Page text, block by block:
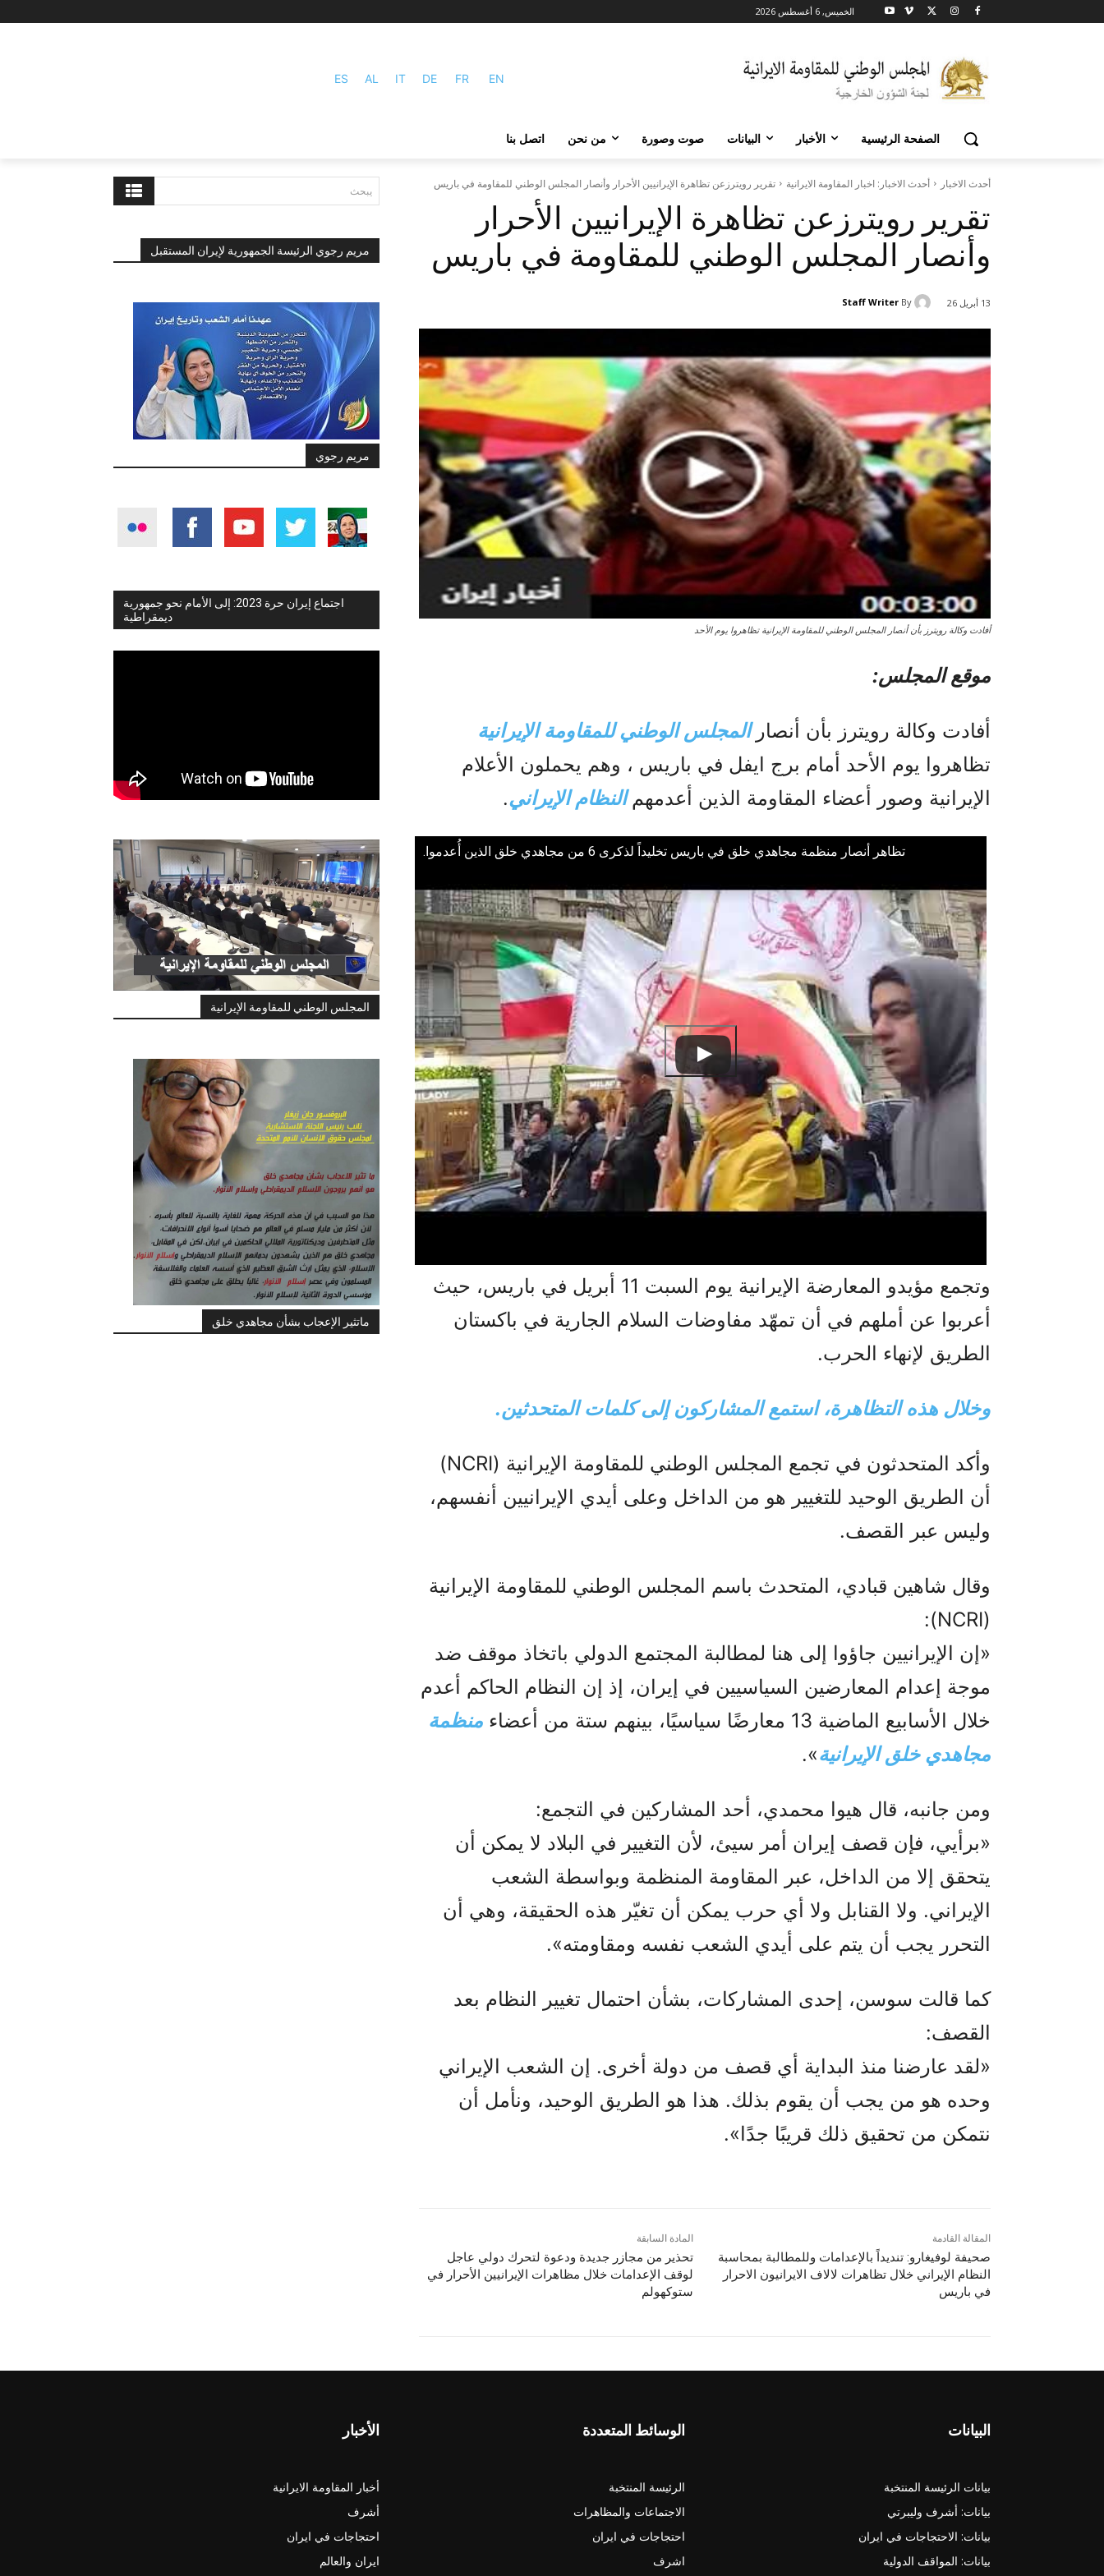
الخميس, 6 أغسطس 2026
ES AL IT DE FR EN
الصفحة الرئيسية الأخبار البيانات صوت وصورة من نحن اتصل بنا
يبحث
مريم رجوي الرئيسة الجمهورية لإيران المستقبل
مريم رجوي
اجتماع إيران حرة 2023: إلى الأمام نحو جمهورية
ديمقراطية
المجلس الوطني للمقاومة الإيرانية
ماتثير الإعجاب بشأن مجاهدي خلق
أحدث الاخبار أحدث الاخبار: اخبار المقاومة الايرانية تقرير رویترزعن تظاهرة الإيرانيين الأحرار وأنصار المجلس الوطني للمقاومة في باريس
تقرير رویترزعن تظاهرة الإيرانيين الأحرار
وأنصار المجلس الوطني للمقاومة في باريس
13 أبريل 26 By
Staff Writer
أفادت وكالة رويترز بأن أنصار المجلس الوطني للمقاومة الإيرانية تظاهروا يوم الأحد
موقع المجلس:
أفادت وكالة رويترز بأن أنصار المجلس الوطني للمقاومة الإيرانية
تظاهروا يوم الأحد أمام برج ايفل في باريس ، وهم يحملون الأعلام
الإيرانية وصور أعضاء المقاومة الذين أعدمهمالنظام الإيراني.
تظاهر أنصار منظمة مجاهدي خلق في باريس تخليداً لذكرى 6 من مجاهدي خلق الذين أُعدموا.
وتجمع مؤيدو المعارضة الإيرانية يوم السبت 11 أبريل في باريس، حيث
أعربوا عن أملهم في أن تمهّد مفاوضات السلام الجارية في باكستان
الطريق لإنهاء الحرب.
وخلال هذه التظاهرة، استمع المشاركون إلى كلمات المتحدثين.
وأكد المتحدثون في تجمع المجلس الوطني للمقاومة الإيرانية (NCRI)
أن الطريق الوحيد للتغيير هو من الداخل وعلى أيدي الإيرانيين أنفسهم،
وليس عبر القصف.
وقال شاهين قبادي، المتحدث باسم المجلس الوطني للمقاومة الإيرانية
(NCRI):
«إن الإيرانيين جاؤوا إلى هنا لمطالبة المجتمع الدولي باتخاذ موقف ضد
موجة إعدام المعارضين السياسيين في إيران، إذ إن النظام الحاكم أعدم
خلال الأسابيع الماضية 13 معارضًا سياسيًا، بينهم ستة من أعضاء
منظمة
مجاهدي خلق الإيرانية».
ومن جانبه، قال هيوا محمدي، أحد المشاركين في التجمع:
«برأيي، فإن قصف إيران أمر سيئ، لأن التغيير في البلاد لا يمكن أن
يتحقق إلا من الداخل، عبر المقاومة المنظمة وبواسطة الشعب
الإيراني. ولا القنابل ولا أي حرب يمكن أن تغيّر هذه الحقيقة، وهي أن
التحرر يجب أن يتم على أيدي الشعب نفسه ومقاومته».
كما قالت سوسن، إحدى المشاركات، بشأن احتمال تغيير النظام بعد
القصف:
«لقد عارضنا منذ البداية أي قصف من دولة أخرى. إن الشعب الإيراني
وحده هو من يجب أن يقوم بذلك. هذا هو الطريق الوحيد، ونأمل أن
نتمكن من تحقيق ذلك قريبًا جدًا».
المادة السابقة
تحذير من مجازر جديدة ودعوة لتحرك دولي عاجل
لوقف الإعدامات خلال مظاهرات الإيرانيين الأحرار في
ستوكهولم
المقالة القادمة
صحيفة لوفيغارو: تنديداً بالإعدامات وللمطالبة بمحاسبة
النظام الإيراني خلال تظاهرات لالاف الایرانیون الاحرار
في باريس
الأخبار
أخبار المقاومة الايرانية
أشرف
احتجاجات في ايران
ايران والعالم
الوسائط المتعددة
الرئيسة المنتخبة
الاجتماعات والمظاهرات
احتجاجات في ايران
اشرف
البيانات
بيانات الرئيسة المنتخبة
بيانات: أشرف وليبرتي
بيانات: الاحتجاجات في ايران
بيانات: المواقف الدولية